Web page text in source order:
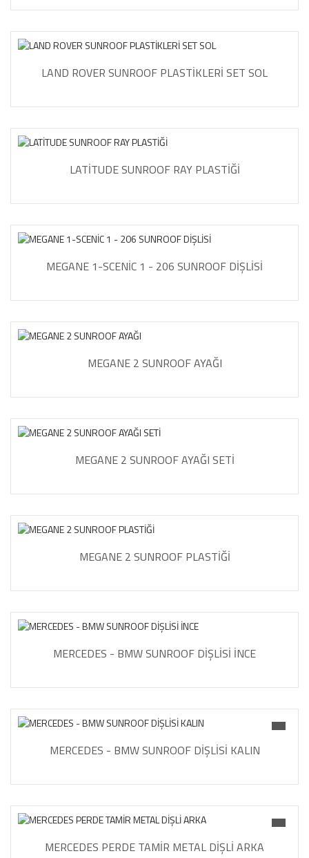
LAND ROVER SUNROOF PLASTİKLERİ SET SOL
LATİTUDE SUNROOF RAY PLASTİĞİ
MEGANE 1-SCENİC 1 - 206 SUNROOF DİŞLİSİ
MEGANE 2 SUNROOF AYAĞI
MEGANE 2 SUNROOF AYAĞI SETİ
MEGANE 2 SUNROOF PLASTİĞİ
MERCEDES - BMW SUNROOF DİŞLİSİ İNCE
MERCEDES - BMW SUNROOF DİŞLİSİ KALIN
MERCEDES PERDE TAMİR METAL DİŞLİ ARKA